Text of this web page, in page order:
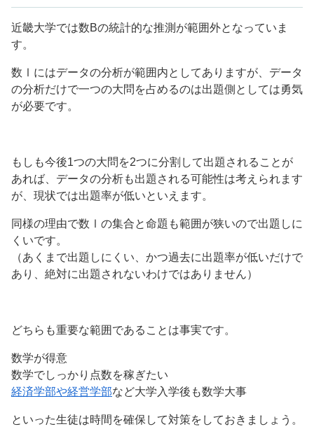
近畿大学では数Bの統計的な推測が範囲外となっていま
す。
数Ⅰにはデータの分析が範囲内としてありますが、データ
の分析だけで一つの大問を占めるのは出題側としては勇気
が必要です。
もしも今後1つの大問を2つに分割して出題されることが
あれば、データの分析も出題される可能性は考えられます
が、現状では出題率が低いといえます。
同様の理由で数Ⅰの集合と命題も範囲が狭いので出題しに
くいです。
（あくまで出題しにくい、かつ過去に出題率が低いだけで
あり、絶対に出題されないわけではありません）
どちらも重要な範囲であることは事実です。
数学が得意
数学でしっかり点数を稼ぎたい
経済学部や経営学部など大学入学後も数学大事
といった生徒は時間を確保して対策をしておきましょう。